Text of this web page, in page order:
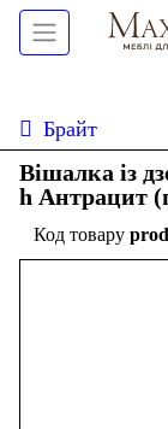
Брайт
Вішалка із
h Антрацит